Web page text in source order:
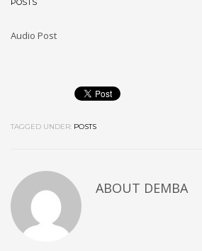
Audio Post
TAGGED UNDER: POSTS
ABOUT DEMBA